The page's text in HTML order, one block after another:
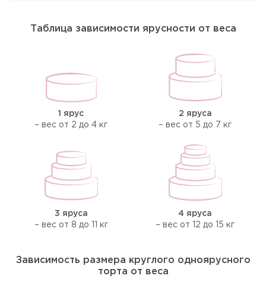
Таблица зависимости ярусности от веса
1 ярус
– вес от 2 до 4 кг
2 яруса
– вес от 5 до 7 кг
3 яруса
– вес от 8 до 11 кг
4 яруса
– вес от 12 до 15 кг
Зависимость размера круглого одноярусного
торта от веса